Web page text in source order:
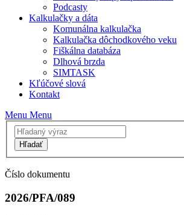
Podcasty
Kalkulačky a dáta
Komunálna kalkulačka
Kalkulačka dôchodkového veku
Fiškálna databáza
Dlhová brzda
SIMTASK
Kľúčové slová
Kontakt
Menu Menu
Hľadať
Číslo dokumentu
2026/PFA/089